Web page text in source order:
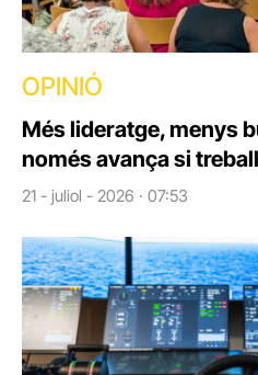
OPINIÓ
Més lideratge, menys
només avança si
21 - juliol - 2026 · 07:53